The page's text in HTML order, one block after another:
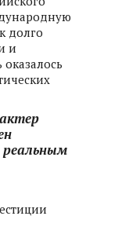
долго
и